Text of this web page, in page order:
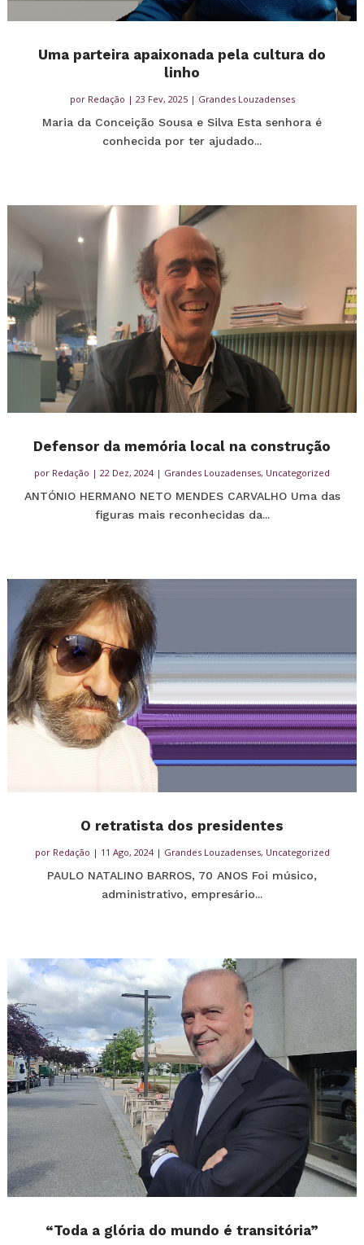
Uma parteira apaixonada pela cultura do
linho
por Redação | 23 Fev, 2025| Grandes Louzadenses
Maria da Conceição Sousa e Silva Esta senhora é
conhecida por ter ajudado...
Defensor da memória local na construção
por Redação | 22 Dez, 2024| Grandes Louzadenses, Uncategorized
ANTÓNIO HERMANO NETO MENDES CARVALHO Uma das
figuras mais reconhecidas da...
O retratista dos presidentes
por Redação | 11 Ago, 2024| Grandes Louzadenses, Uncategorized
PAULO NATALINO BARROS, 70 ANOS Foi músico,
administrativo, empresário...
“Toda a glória do mundo é transitória”